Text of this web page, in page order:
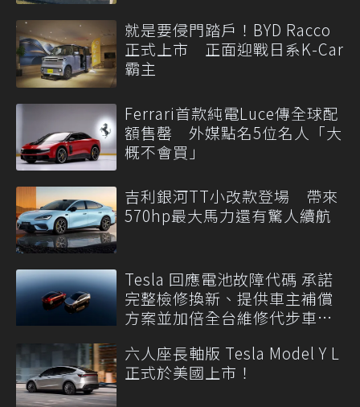
就是要侵門踏戶！BYD Racco
正式上市 正面迎戰日系K-Car
霸主
Ferrari首款純電Luce傳全球配
額售罄 外媒點名5位名人「大
概不會買」
吉利銀河TT小改款登場 帶來
570hp最大馬力還有驚人續航
Tesla 回應電池故障代碼 承諾
完整檢修換新、提供車主補償
方案並加倍全台維修代步車數
六人座長軸版 Tesla Model Y L
正式於美國上市！